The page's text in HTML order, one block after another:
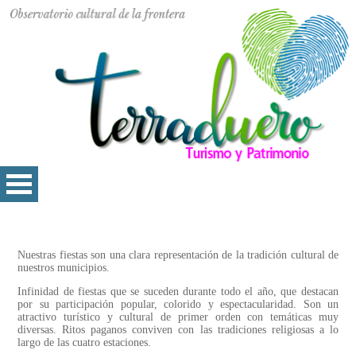
Nuestras fiestas son una clara representación de la tradición cultural de
nuestros municipios.
Infinidad de fiestas que se suceden durante todo el año, que destacan
por su participación popular, colorido y espectacularidad. Son un
atractivo turístico y cultural de primer orden con temáticas muy
diversas. Ritos paganos conviven con las tradiciones religiosas a lo
largo de las cuatro estaciones.